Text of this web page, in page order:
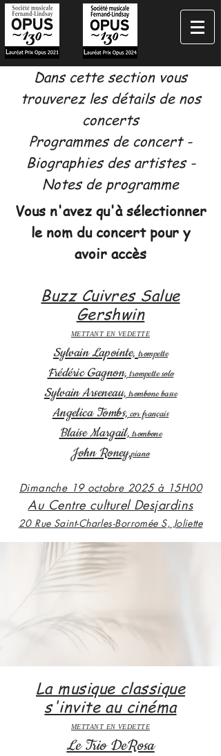
Dans cette section vous
trouverez les détails de nos
concerts
Programmes de concert -
Biographies des artistes -
Notes de programme
Vous n'avez qu'à sélectionner
le nom du concert pour y
avoir accès
Buzz Cuivres Salue
Gershwin
METTANT EN VEDETTE
Sylvain Lapointe,trompette
Frédéric Gagnon,trompette solo
Sylvain Arseneau, trombone basse
Angelica Tombs, cor français
Blaise Margail, trombone
John Roney,piano
Dimanche 19 octobre 2025 à 15H00
Au Centre culturel Desjardins
20 Rue Saint-Charles-Borromée S, Joliette
La musique classique
s'invite au cinéma
METTANT EN VEDETTE
Le Trio DeRosa